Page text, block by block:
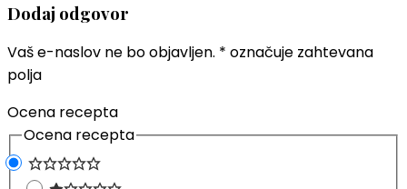
Dodaj odgovor
Vaš e-naslov ne bo objavljen. * označuje zahtevana
polja
Ocena recepta
Ocena recepta